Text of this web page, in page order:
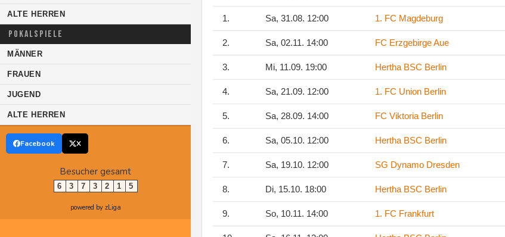
ALTE HERREN
POKALSPIELE
MÄNNER
FRAUEN
JUGEND
ALTE HERREN
Facebook X
Besucher gesamt
6 3 7 3 2 1 5
powered by zLiga
1. Sa, 31.08. 12:00 1. FC Magdeburg
2. Sa, 02.11. 14:00 FC Erzgebirge Aue
3. Mi, 11.09. 19:00 Hertha BSC Berlin
4. Sa, 21.09. 12:00 1. FC Union Berlin
5. Sa, 28.09. 14:00 FC Viktoria Berlin
6. Sa, 05.10. 12:00 Hertha BSC Berlin
7. Sa, 19.10. 12:00 SG Dynamo Dresden
8. Di, 15.10. 18:00 Hertha BSC Berlin
9. So, 10.11. 14:00 1. FC Frankfurt